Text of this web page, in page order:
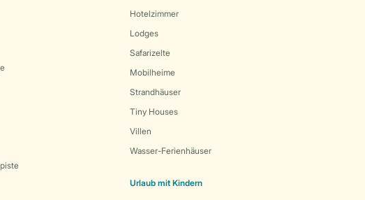
Hotelzimmer
Lodges
Safarizelte
Mobilheime
Strandhäuser
Tiny Houses
Villen
Wasser-Ferienhäuser
Urlaub mit Kindern